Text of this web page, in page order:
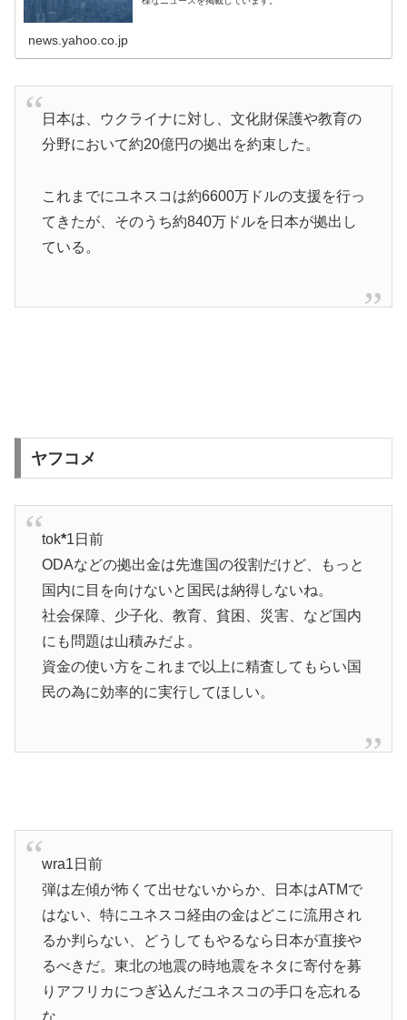
news.yahoo.co.jp
日本は、ウクライナに対し、文化財保護や教育の
分野において約20億円の拠出を約束した。
これまでにユネスコは約6600万ドルの支援を行っ
てきたが、そのうち約840万ドルを日本が拠出し
ている。
ヤフコメ
tok*1日前
ODAなどの拠出金は先進国の役割だけど、もっと
国内に目を向けないと国民は納得しないね。
社会保障、少子化、教育、貧困、災害、など国内
にも問題は山積みだよ。
資金の使い方をこれまで以上に精査してもらい国
民の為に効率的に実行してほしい。
wra1日前
弾は左傾が怖くて出せないからか、日本はATMで
はない、特にユネスコ経由の金はどこに流用され
るか判らない、どうしてもやるなら日本が直接や
るべきだ。東北の地震の時地震をネタに寄付を募
りアフリカにつぎ込んだユネスコの手口を忘れる
な。